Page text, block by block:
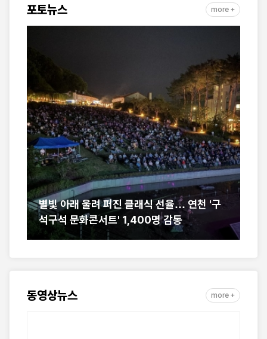
포토뉴스 more +
별빛 아래 울려 퍼진 클래식 선율… 연천 '구
석구석 문화콘서트' 1,400명 감동
동영상뉴스 more +